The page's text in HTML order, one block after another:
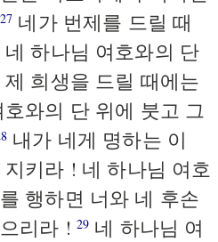
27 네가 번제를 드릴 때
하나님 여호와의 단
희생을 드릴 때에는
와의 단 위에 붓고 그
내가 네게 명하는 이
키라 ! 네 하나님 여호
행하면 너와 네 후손
리라 ! 29 네 하나님 여